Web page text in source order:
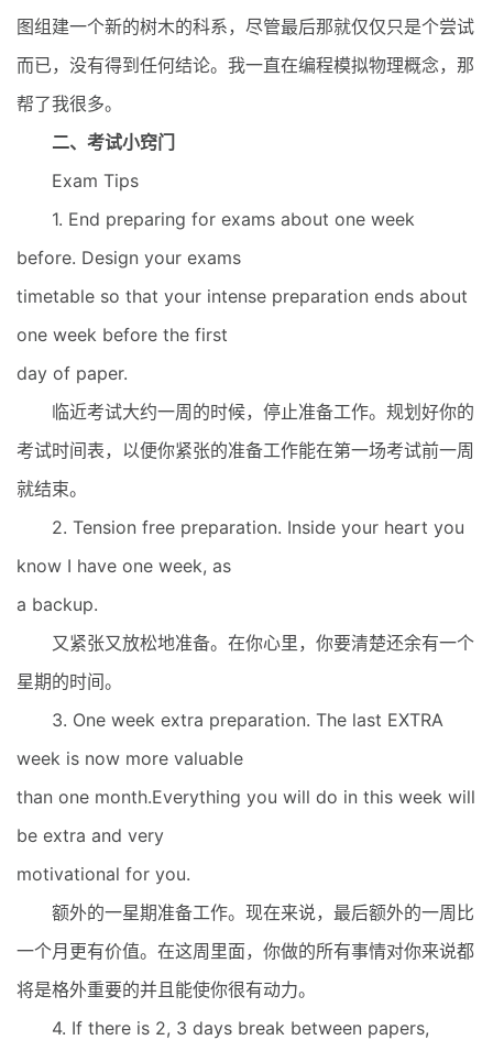
图组建一个新的树木的科系，尽管最后那就仅仅只是个尝试
而已，没有得到任何结论。我一直在编程模拟物理概念，那
帮了我很多。
二、考试小窍门
Exam Tips
1. End preparing for exams about one week
before. Design your exams
timetable so that your intense preparation ends about
one week before the first
day of paper.
临近考试大约一周的时候，停止准备工作。规划好你的
考试时间表，以便你紧张的准备工作能在第一场考试前一周
就结束。
2. Tension free preparation. Inside your heart you
know I have one week, as
a backup.
又紧张又放松地准备。在你心里，你要清楚还余有一个
星期的时间。
3. One week extra preparation. The last EXTRA
week is now more valuable
than one month.Everything you will do in this week will
be extra and very
motivational for you.
额外的一星期准备工作。现在来说，最后额外的一周比
一个月更有价值。在这周里面，你做的所有事情对你来说都
将是格外重要的并且能使你很有动力。
4. If there is 2, 3 days break between papers,